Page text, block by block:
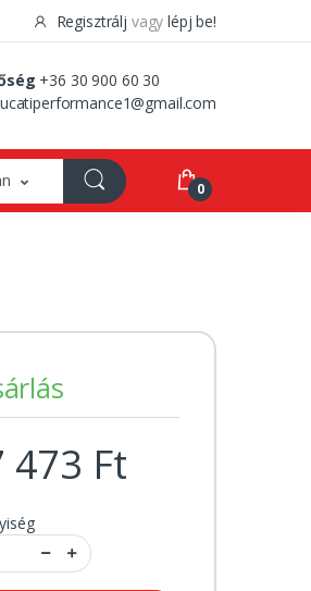
Regisztrálj vagy lépj be!
+36 30 900 60 30
0
473 Ft